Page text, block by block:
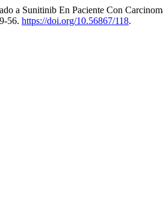
a Sunitinib En Paciente Con
56. https://doi.org/10.56867/118.